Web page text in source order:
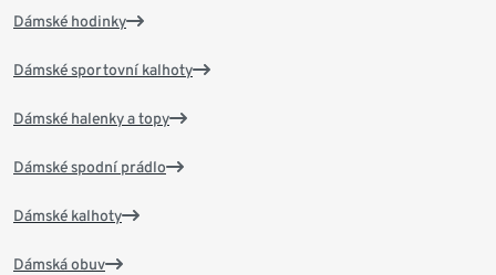
Dámské hodinky
Dámské sportovní kalhoty
Dámské halenky a topy
Dámské spodní prádlo
Dámské kalhoty
Dámská obuv